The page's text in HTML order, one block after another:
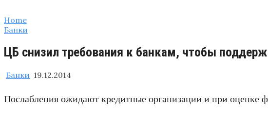
Home
Банки
ЦБ снизил требования к банкам, чтобы
Банки 19.12.2014
Послабления ожидают кредитные организации и при оценке